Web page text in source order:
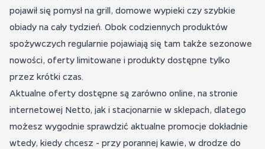
pojawił się pomysł na grill, domowe wypieki czy szybkie
obiady na cały tydzień. Obok codziennych produktów
spożywczych regularnie pojawiają się tam także sezonowe
nowości, oferty limitowane i produkty dostępne tylko
przez krótki czas.
Aktualne oferty dostępne są zarówno online, na stronie
internetowej Netto, jak i stacjonarnie w sklepach, dlatego
możesz wygodnie sprawdzić aktualne promocje dokładnie
wtedy, kiedy chcesz - przy porannej kawie, w drodze do